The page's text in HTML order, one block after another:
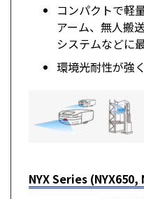
コンパクトで軽
アーム、無人搬
システムなどに
環境光耐性が強
NYX Series (NYX650,